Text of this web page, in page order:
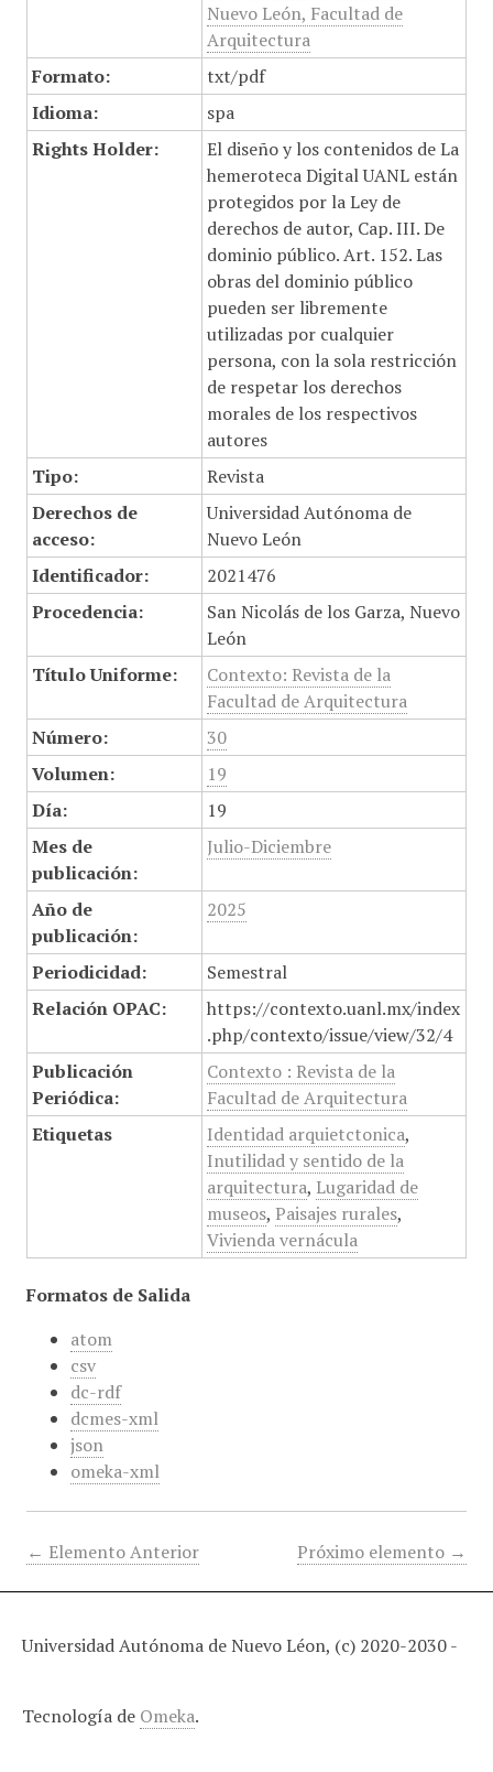
Nuevo León, Facultad de
Arquitectura
Formato:
txt/pdf
Idioma:
spa
Rights Holder:
El diseño y los contenidos de La
hemeroteca Digital UANL están
protegidos por la Ley de
derechos de autor, Cap. III. De
dominio público. Art. 152. Las
obras del dominio público
pueden ser libremente
utilizadas por cualquier
persona, con la sola restricción
de respetar los derechos
morales de los respectivos
autores
Tipo:
Revista
Derechos de
acceso:
Universidad Autónoma de
Nuevo León
Identificador:
2021476
Procedencia:
San Nicolás de los Garza, Nuevo
León
Título Uniforme:
Contexto: Revista de la
Facultad de Arquitectura
Número:
30
Volumen:
19
Día:
19
Mes de
publicación:
Julio-Diciembre
Año de
publicación:
2025
Periodicidad:
Semestral
Relación OPAC:
https://contexto.uanl.mx/index
.php/contexto/issue/view/32/4
Publicación
Periódica:
Contexto : Revista de la
Facultad de Arquitectura
Etiquetas
Identidad arquietctonica,
Inutilidad y sentido de la
arquitectura, Lugaridad de
museos, Paisajes rurales,
Vivienda vernácula
Formatos de Salida
atom
csv
dc-rdf
dcmes-xml
json
omeka-xml
← Elemento Anterior Próximo elemento →
Universidad Autónoma de Nuevo Léon, (c) 2020-2030 -
Tecnología de Omeka.